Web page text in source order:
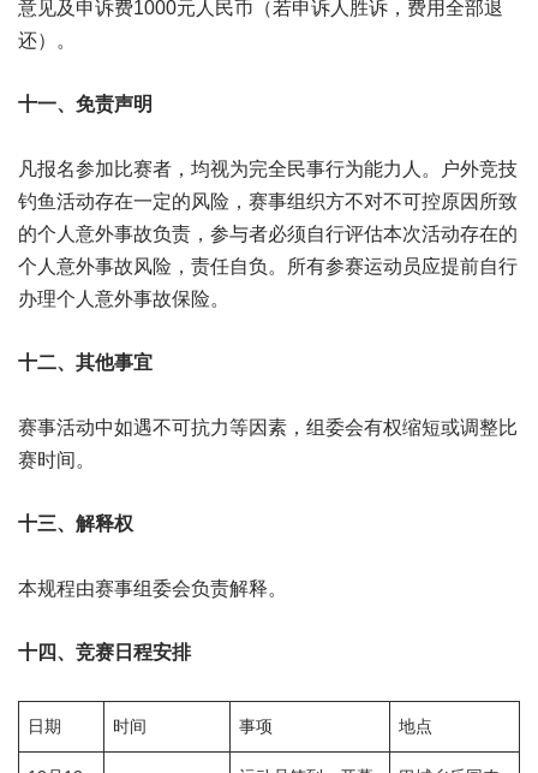
意见及申诉费1000元人民币（若申诉人胜诉，费用全部退
还）。
十一、免责声明
凡报名参加比赛者，均视为完全民事行为能力人。户外竞技
钓鱼活动存在一定的风险，赛事组织方不对不可控原因所致
的个人意外事故负责，参与者必须自行评估本次活动存在的
个人意外事故风险，责任自负。所有参赛运动员应提前自行
办理个人意外事故保险。
十二、其他事宜
赛事活动中如遇不可抗力等因素，组委会有权缩短或调整比
赛时间。
十三、解释权
本规程由赛事组委会负责解释。
十四、竞赛日程安排
日期 时间 事项 地点